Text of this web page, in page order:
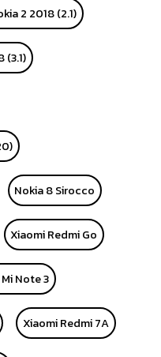
2 2018 (2.1)
(3.1)
Nokia 8 Sirocco
Xiaomi Redmi Go
Note 3
Xiaomi Redmi 7A